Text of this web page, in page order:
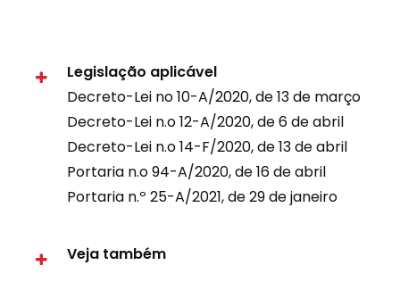
Legislação aplicável
Decreto-Lei no 10-A/2020, de 13 de março
Decreto-Lei n.o 12-A/2020, de 6 de abril
Decreto-Lei n.o 14-F/2020, de 13 de abril
Portaria n.o 94-A/2020, de 16 de abril
Portaria n.º 25-A/2021, de 29 de janeiro
Veja também